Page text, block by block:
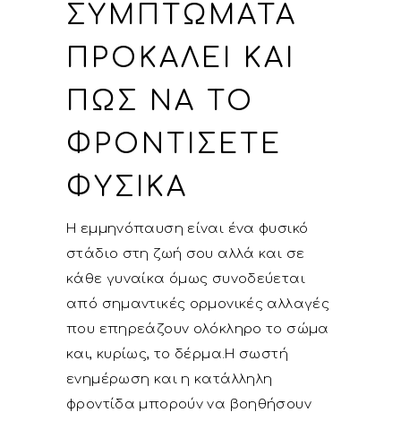
ΣΥΜΠΤΏΜΑΤΑ
ΠΡΟΚΑΛΕΊ ΚΑΙ
ΠΏΣ ΝΑ ΤΟ
ΦΡΟΝΤΊΣΕΤΕ
ΦΥΣΙΚΆ
Η εμμηνόπαυση είναι ένα φυσικό
στάδιο στη ζωή σου αλλά και σε
κάθε γυναίκα όμως συνοδεύεται
από σημαντικές ορμονικές αλλαγές
που επηρεάζουν ολόκληρο το σώμα
και, κυρίως, το δέρμα.Η σωστή
ενημέρωση και η κατάλληλη
φροντίδα μπορούν να βοηθήσουν